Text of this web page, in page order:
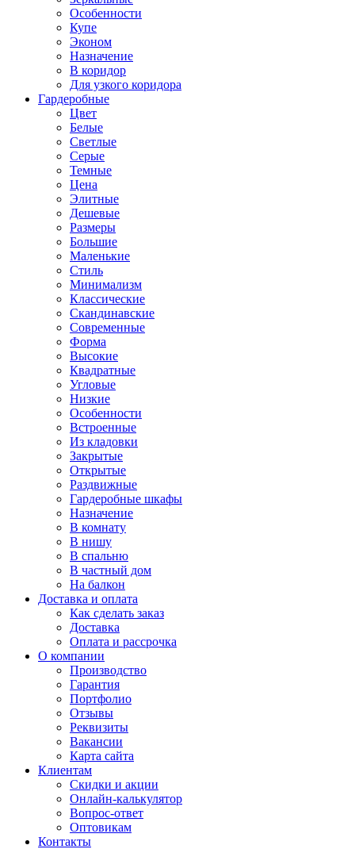
Особенности
Купе
Эконом
Назначение
В коридор
Для узкого коридора
Гардеробные
Цвет
Белые
Светлые
Серые
Темные
Цена
Элитные
Дешевые
Размеры
Большие
Маленькие
Стиль
Минимализм
Классические
Скандинавские
Современные
Форма
Высокие
Квадратные
Угловые
Низкие
Особенности
Встроенные
Из кладовки
Закрытые
Открытые
Раздвижные
Гардеробные шкафы
Назначение
В комнату
В нишу
В спальню
В частный дом
На балкон
Доставка и оплата
Как сделать заказ
Доставка
Оплата и рассрочка
О компании
Производство
Гарантия
Портфолио
Отзывы
Реквизиты
Вакансии
Карта сайта
Клиентам
Скидки и акции
Онлайн-калькулятор
Вопрос-ответ
Оптовикам
Контакты